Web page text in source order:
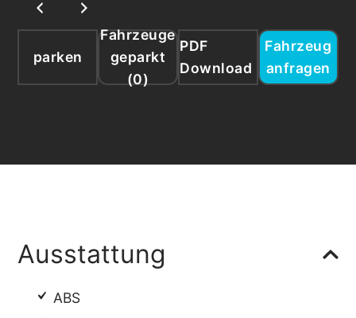
parken
Fahrzeuge
geparkt
(0)
PDF
Download
Fahrzeug
anfragen
Ausstattung
ABS